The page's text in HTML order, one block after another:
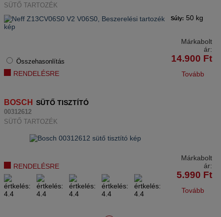
SÜTŐ TARTOZÉK
Súly: 50 kg
Összehasonlítás
RENDELÉSRE
Márkabolt
ár:
14.900 Ft
Tovább
BOSCH SÜTŐ TISZTÍTÓ
00312612
SÜTŐ TARTOZÉK
RENDELÉSRE
Márkabolt
ár:
5.990 Ft
Tovább